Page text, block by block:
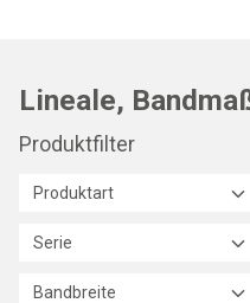
Lineale,
Produktfilter
Produktart
Serie
Bandbreite